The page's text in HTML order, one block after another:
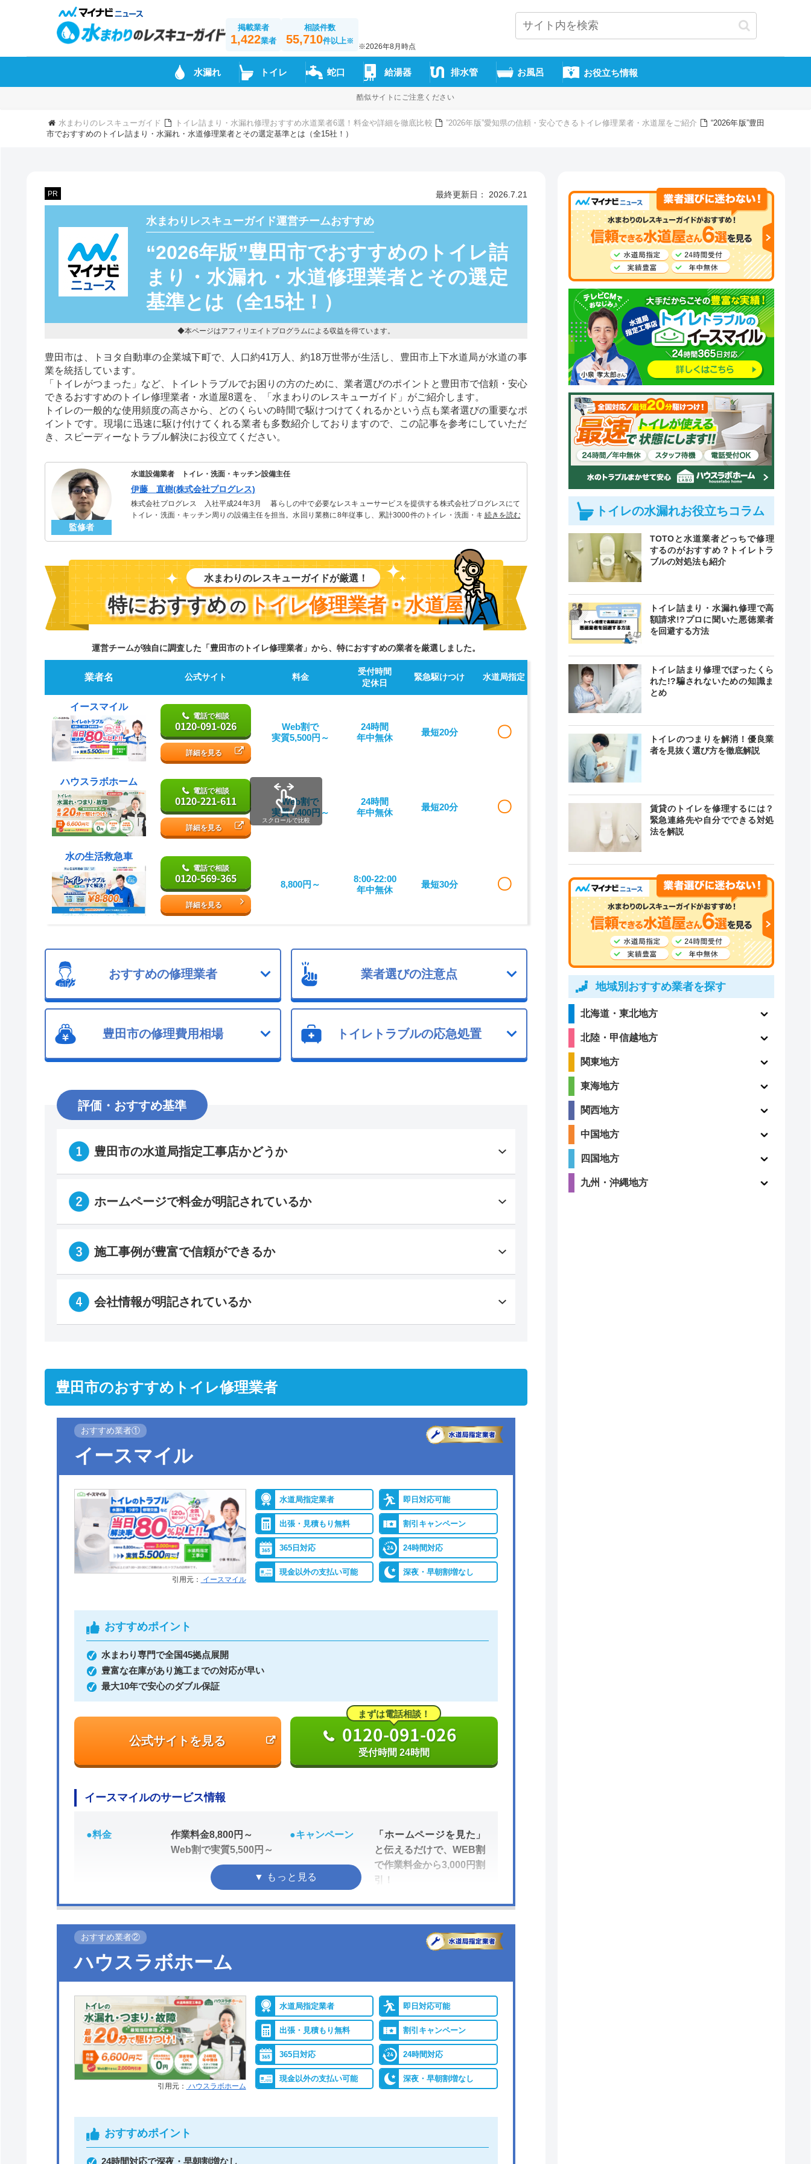
掲載業者
1,422業者
相談件数
55,710件以上※
※2026年8月時点
水漏れ トイレ 蛇口 給湯器 排水管 お風呂 お役立ち情報
酷似サイトにご注意ください
水まわりのレスキューガイド トイレ詰まり・水漏れ修理おすすめ水道業者6選！料金や詳細を徹底比較 ”2026年版”愛知県の信頼・安心できるトイレ修理業者・水道屋をご紹介
“2026年版”豊田
市でおすすめのトイレ詰まり・水漏れ・水道修理業者とその選定基準とは（全15社！）
PR 最終更新日： 2026.7.21
水まわりレスキューガイド運営チームおすすめ
“2026年版”豊田市でおすすめのトイレ詰
まり・水漏れ・水道修理業者とその選定
基準とは（全15社！）
◆本ページはアフィリエイトプログラムによる収益を得ています。
豊田市は、トヨタ自動車の企業城下町で、人口約41万人、約18万世帯が生活し、豊田市上下水道局が水道の事
業を統括しています。
「トイレがつまった」など、トイレトラブルでお困りの方のために、業者選びのポイントと豊田市で信頼・安心
できるおすすめのトイレ修理業者・水道屋8選を、「水まわりのレスキューガイド」がご紹介します。
トイレの一般的な使用頻度の高さから、どのくらいの時間で駆けつけてくれるかという点も業者選びの重要なポ
イントです。現場に迅速に駆け付けてくれる業者も多数紹介しておりますので、この記事を参考にしていただ
き、スピーディーなトラブル解決にお役立てください。
監修者
水道設備業者 トイレ・洗面・キッチン設備主任
伊藤 直樹(株式会社プログレス)
株式会社プログレス 入社平成24年3月 暮らしの中で必要なレスキューサービスを提供する株式会社プログレスにて
トイレ・洗面・キッチン周りの設備主任を担当。水回り業務に8年従事し、累計3000件のトイレ・洗面・キッチン関連
続きを読む
水まわりのレスキューガイドが厳選！
特におすすめのトイレ修理業者・水道屋
運営チームが独自に調査した「豊田市のトイレ修理業者」から、特におすすめの業者を厳選しました。
業者名 公式サイト 料金
受付時間
定休日
緊急駆けつけ 水道局指定 クチコミ
イースマイル
電話で相談
0120-091-026
詳細を見る
Web割で
実質5,500円～
24時間
年中無休
最短20分 〇
4.1
（198件）
ハウスラボホーム
電話で相談
0120-221-611
詳細を見る
Web割で
実質4,400円～
24時間
年中無休
最短20分 〇
水の生活救急車
電話で相談
0120-569-365
詳細を見る
8,800円～
8:00-22:00
年中無休
最短30分 〇 ー
スクロールで比較
おすすめの修理業者 業者選びの注意点
豊田市の修理費用相場 トイレトラブルの応急処置
評価・おすすめ基準
豊田市の水道局指定工事店かどうか
ホームページで料金が明記されているか
施工事例が豊富で信頼ができるか
会社情報が明記されているか
豊田市のおすすめトイレ修理業者
おすすめ業者①
イースマイル
引用元： イースマイル
水道局指定業者 即日対応可能
出張・見積もり無料 割引キャンペーン
365日対応 24時間対応
現金以外の支払い可能 深夜・早朝割増なし
おすすめポイント
水まわり専門で全国45拠点展開
豊富な在庫があり施工までの対応が早い
最大10年で安心のダブル保証
公式サイトを見る
まずは電話相談！
0120-091-026
受付時間 24時間
イースマイルのサービス情報
●料金
作業料金8,800円～
Web割で実質5,500円～
●キャンペーン
「ホームページを見た」
と伝えるだけで、WEB割
で作業料金から3,000円割
引！
出張・見積もり無料
●支払い方法
現金、銀行振込、モバイ
ル、後払い決済、クレジ
ットカード
●累計実績
年間25万件、累計500万
件の修理交換実績
●保証・保険
工事保証12年・商品保証
10年(最大)
イースマイルがおすすめの理由
おすすめ業者②
ハウスラボホーム
引用元： ハウスラボホーム
水道局指定業者 即日対応可能
出張・見積もり無料 割引キャンペーン
365日対応 24時間対応
現金以外の支払い可能 深夜・早朝割増なし
おすすめポイント
24時間対応で深夜・早朝割増なし
トイレの水漏れお役立ちコラム
TOTOと水道業者どっちで修理
するのがおすすめ？トイレトラ
ブルの対処法も紹介
トイレ詰まり・水漏れ修理で高
額請求!?プロに聞いた悪徳業者
を回避する方法
トイレ詰まり修理でぼったくら
れた!?騙されないための知識ま
とめ
トイレのつまりを解消！優良業
者を見抜く選び方を徹底解説
賃貸のトイレを修理するには？
緊急連絡先や自分でできる対処
法を解説
地域別おすすめ業者を探す
北海道・東北地方
北陸・甲信越地方
関東地方
東海地方
関西地方
中国地方
四国地方
九州・沖縄地方